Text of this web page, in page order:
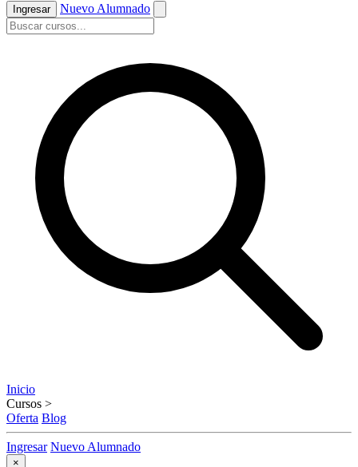
Ingresar Nuevo Alumnado
Inicio
Cursos >
Oferta Blog
Ingresar Nuevo Alumnado
×